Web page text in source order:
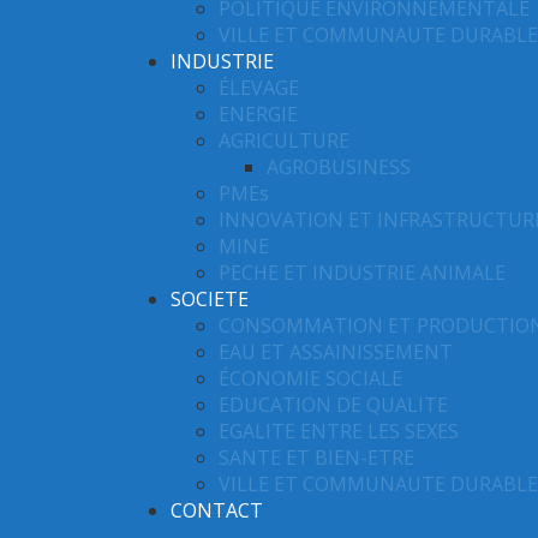
POLITIQUE ENVIRONNEMENTALE
VILLE ET COMMUNAUTE DURABLE
INDUSTRIE
ÉLEVAGE
ENERGIE
AGRICULTURE
AGROBUSINESS
PMEs
INNOVATION ET
MINE
PECHE ET INDUSTRIE ANIMALE
SOCIETE
CONSOMMATION ET
EAU ET ASSAINISSEMENT
ÉCONOMIE SOCIALE
EDUCATION DE QUALITE
EGALITE ENTRE LES SEXES
SANTE ET BIEN-ETRE
VILLE ET COMMUNAUTE DURABLE
CONTACT